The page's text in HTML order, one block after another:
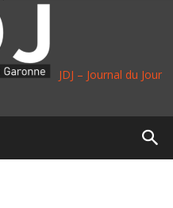
JDJ – Journal du Jour